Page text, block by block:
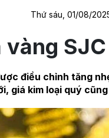
Thứ sáu, 01/08/
vàng
điều chỉnh tăng
giá kim loại quý